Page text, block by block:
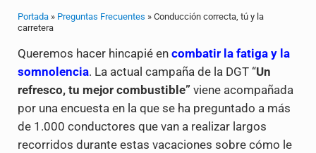
Portada» Preguntas Frecuentes » Conducción correcta, tú y la
carretera
Queremos hacer hincapié en combatir la fatiga y la
somnolencia. La actual campaña de la DGT “Un
refresco, tu mejor combustible” viene acompañada
por una encuesta en la que se ha preguntado a más
de 1.000 conductores que van a realizar largos
recorridos durante estas vacaciones sobre cómo le